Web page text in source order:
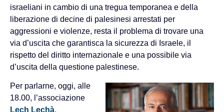
israeliani in cambio di una tregua temporanea e della
liberazione di decine di palesinesi arrestati per
aggressioni e violenze, resta il problema di trovare una
via d’uscita che garantisca la sicurezza di Israele, il
rispetto del diritto internazionale e una possibile via
d’uscita della questione palestinese.
Per parlarne, oggi, alle
18.00, l’associazione
Lech Lechà,